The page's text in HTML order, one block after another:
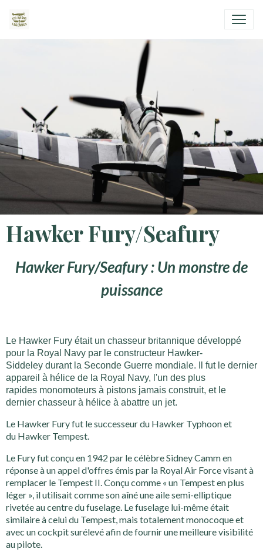
Hawker Fury/Seafury
Hawker Fury/Seafury : Un monstre de
puissance
Le Hawker Fury était un chasseur britannique développé
pour la Royal Navy par le constructeur Hawker-
Siddeley durant la Seconde Guerre mondiale. Il fut le dernier
appareil à hélice de la Royal Navy, l'un des plus
rapides monomoteurs à pistons jamais construit, et le
dernier chasseur à hélice à abattre un jet.
Le Hawker Fury fut le successeur du Hawker Typhoon et
du Hawker Tempest.
Le Fury fut conçu en 1942 par le célèbre Sidney Camm en
réponse à un appel d'offres émis par la Royal Air Force visant à
remplacer le Tempest II. Conçu comme « un Tempest en plus
léger », il utilisait comme son aîné une aile semi-elliptique
rivetée au centre du fuselage. Le fuselage lui-même était
similaire à celui du Tempest, mais totalement monocoque et
avec un cockpit surélevé afin de fournir une meilleure visibilité
au pilote.